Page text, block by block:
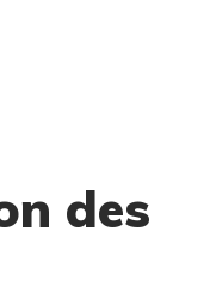
des